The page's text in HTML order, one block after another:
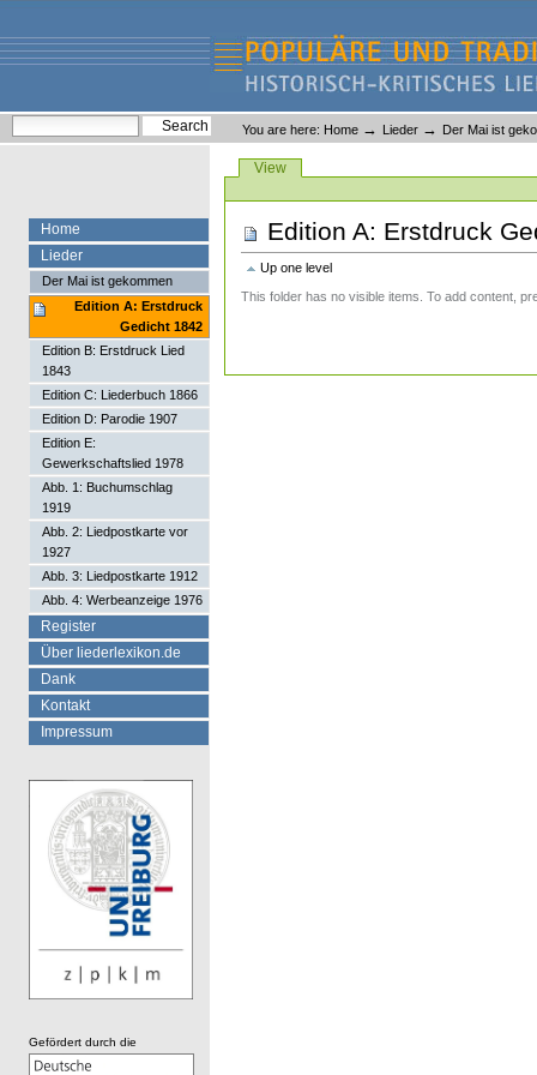
content.
navigation
Liederlexikon
Personal
tools
You are here: Home → Lieder → Der Mai ist
ViewsView
Edition A: Erstdruck
Up one level
This folder has no visible items. To add content,
Home
Lieder
Der Mai ist gekommen
Edition A: Erstdruck
Gedicht 1842
Edition B: Erstdruck Lied
1843
Edition C: Liederbuch 1866
Edition D: Parodie 1907
Edition E:
Gewerkschaftslied 1978
Abb. 1: Buchumschlag
1919
Abb. 2: Liedpostkarte vor
1927
Abb. 3: Liedpostkarte 1912
Abb. 4: Werbeanzeige 1976
Register
Über liederlexikon.de
Dank
Kontakt
Impressum
Gefördert durch die